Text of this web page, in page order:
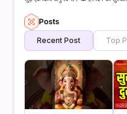
Posts
Recent Post Top